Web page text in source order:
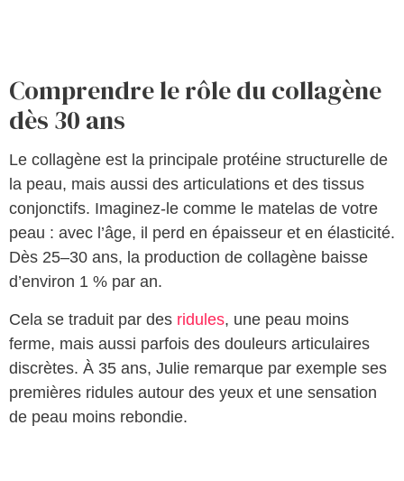
Comprendre le rôle du collagène
dès 30 ans
Le collagène est la principale protéine structurelle de
la peau, mais aussi des articulations et des tissus
conjonctifs. Imaginez-le comme le matelas de votre
peau : avec l’âge, il perd en épaisseur et en élasticité.
Dès 25–30 ans, la production de collagène baisse
d’environ 1 % par an.
Cela se traduit par des ridules, une peau moins
ferme, mais aussi parfois des douleurs articulaires
discrètes. À 35 ans, Julie remarque par exemple ses
premières ridules autour des yeux et une sensation
de peau moins rebondie.